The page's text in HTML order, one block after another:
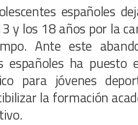
españoles
y los 18 años por la
Ante este
españoles ha puesto
para jóvenes
la formación